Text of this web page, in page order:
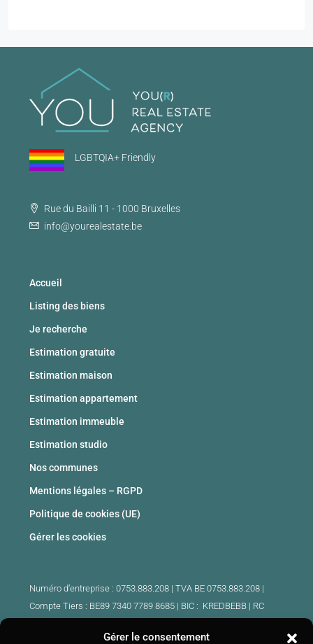
Gérer le consentement
LGBTQIA+ Friendly
Rue du Bailli 11 - 1000 Bruxelles
info@yourealestate.be
Accueil
Listing des biens
Je recherche
Estimation gratuite
Estimation maison
Estimation appartement
Estimation immeuble
Estimation studio
Nos communes
Mentions légales – RGPD
Politique de cookies (UE)
Gérer les cookies
Numéro d’entreprise : 0753.883.208 | TVA BE 0753.883.208 |
Compte Tiers : BE89 7340 7789 8685 | BIC : KREDBEBB | RC